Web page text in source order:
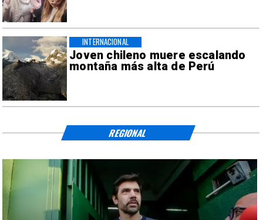
Joven chileno muere escalando
montaña más alta de Perú
INTERNACIONAL
REGIONAL